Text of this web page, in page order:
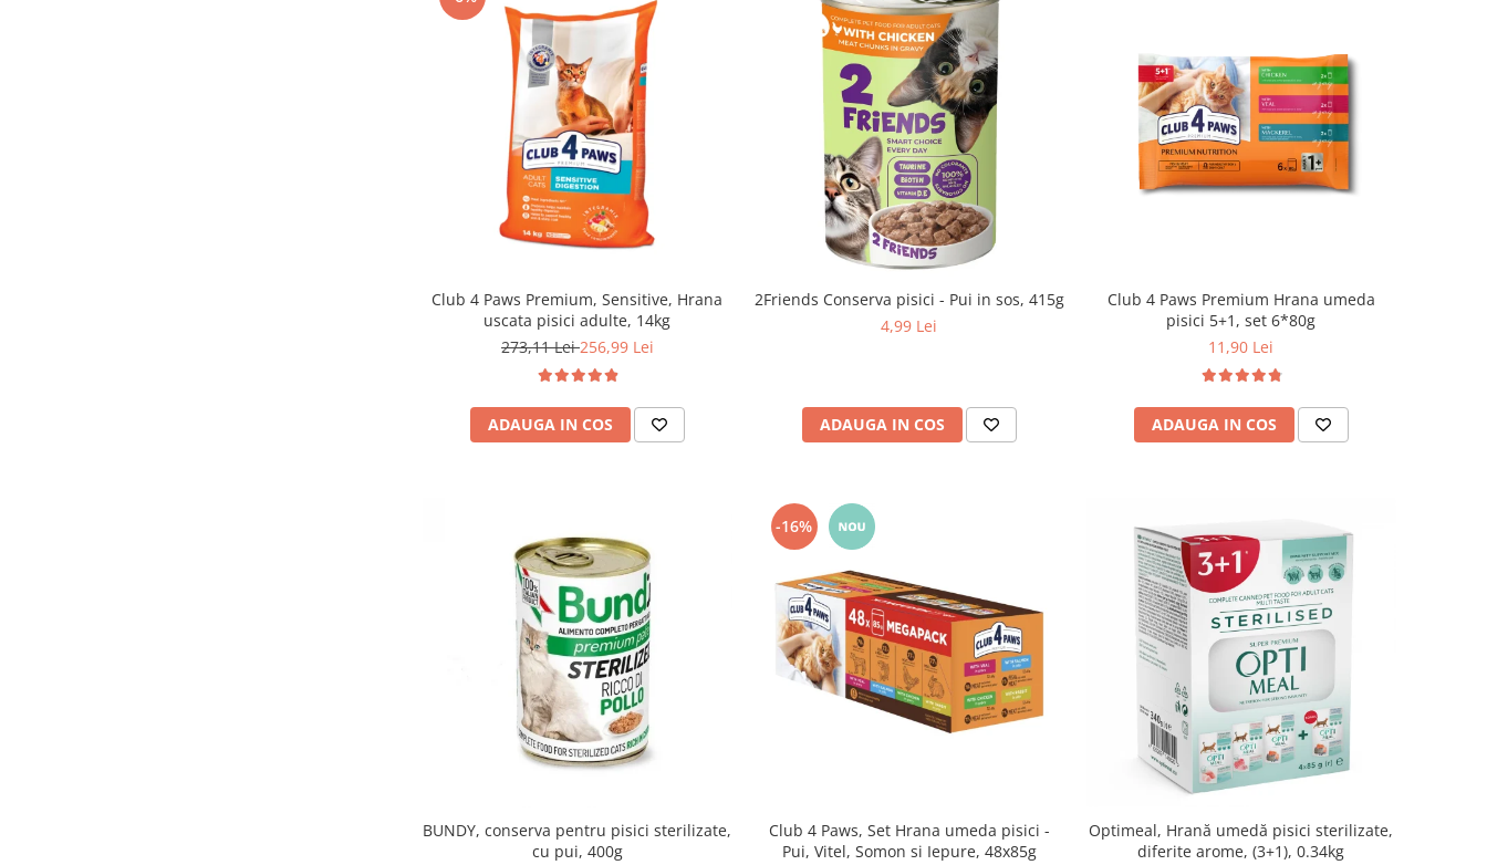
Club 4 Paws Premium, Sensitive, Hrana
uscata pisici adulte, 14kg
273,11 Lei256,99 Lei
ADAUGA IN COS
2Friends Conserva pisici - Pui in sos, 415g
4,99 Lei
ADAUGA IN COS
Club 4 Paws Premium Hrana umeda
pisici 5+1, set 6*80g
11,90 Lei
ADAUGA IN COS
BUNDY, conserva pentru pisici sterilizate,
cu pui, 400g
-16%
Club 4 Paws, Set Hrana umeda pisici -
Pui, Vitel, Somon si Iepure, 48x85g
Optimeal, Hrană umedă pisici sterilizate,
diferite arome, (3+1), 0.34kg